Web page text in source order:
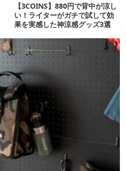
【3COINS】880円で背中が涼し
い！ライターがガチで試して効
果を実感した神涼感グッズ3選